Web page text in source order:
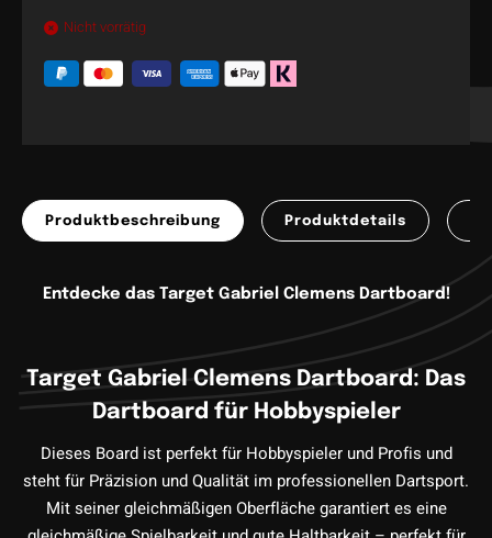
Nicht vorrätig
Produktbeschreibung Produktdetails
Entdecke das Target Gabriel Clemens Dartboard!
Target Gabriel Clemens Dartboard: Das
Dartboard für Hobbyspieler
Dieses Board ist perfekt für Hobbyspieler und Profis und
steht für Präzision und Qualität im professionellen Dartsport.
Mit seiner gleichmäßigen Oberfläche garantiert es eine